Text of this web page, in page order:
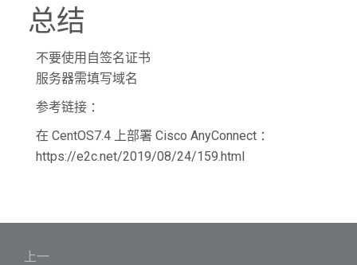
总结
不要使用自签名证书
服务器需填写域名
参考链接 ：
在 CentOS7.4 上部署 Cisco AnyConnect ：
https://e2c.net/2019/08/24/159.html
上一